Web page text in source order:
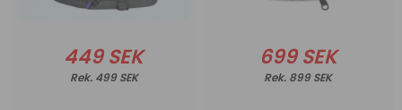
449 SEK
499 SEK
699 SEK
899 SEK